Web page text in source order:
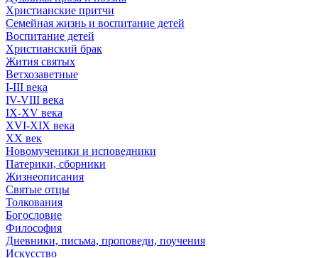
Христианские притчи
Семейная жизнь и воспитание детей
Воспитание детей
Христианский брак
Жития святых
Ветхозаветные
I-III века
IV-VIII века
IX-XV века
XVI-XIX века
XX век
Новомученики и исповедники
Патерики, сборники
Жизнеописания
Святые отцы
Толкования
Богословие
Философия
Дневники, письма, проповеди, поучения
Искусство